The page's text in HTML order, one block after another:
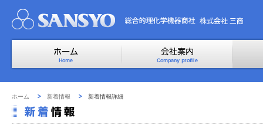
ホーム 新着情報 新着情報詳細